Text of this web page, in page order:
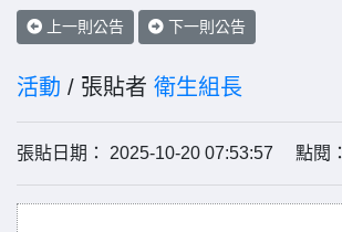
上一則公告 下一則公告
活動 / 張貼者 衛生組長
張貼日期： 2025-10-20 07:53:57 點閱：